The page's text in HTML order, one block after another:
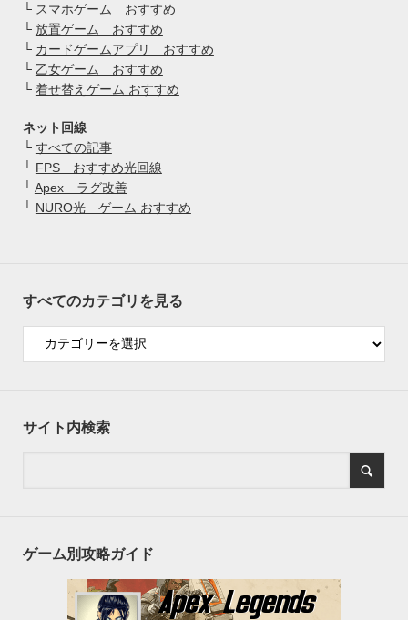
└ スマホゲーム おすすめ
└ 放置ゲーム おすすめ
└ カードゲームアプリ おすすめ
└ 乙女ゲーム おすすめ
└ 着せ替えゲーム おすすめ
ネット回線
└ すべての記事
└ FPS おすすめ光回線
└Apex ラグ改善
└ NURO光 ゲーム おすすめ
すべてのカテゴリを見る
サイト内検索
ゲーム別攻略ガイド